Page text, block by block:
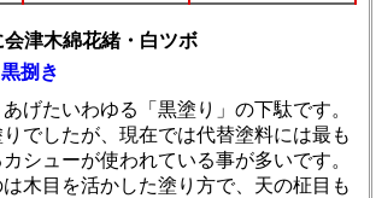
津木綿花緒・白ツボ
捌き
げたいわゆる「黒塗り」の下駄です。
でしたが、現在では代替塗料には最も
シューが使われている事が多いです。
は木目を活かした塗り方で、天の柾目も